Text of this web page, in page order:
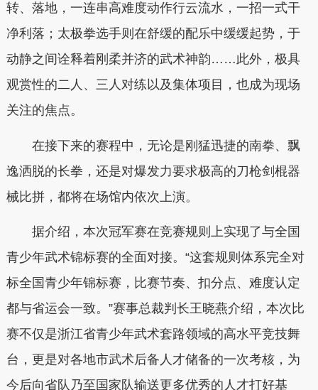
转、落地，一连串高难度动作行云流水，一招一式干
净利落；太极拳选手则在舒缓的配乐中缓缓起势，于
动静之间诠释着刚柔并济的武术神韵……此外，极具
观赏性的二人、三人对练以及集体项目，也成为现场
关注的焦点。
在接下来的赛程中，无论是刚猛迅捷的南拳、飘
逸洒脱的长拳，还是对爆发力要求极高的刀枪剑棍器
械比拼，都将在场馆内依次上演。
据介绍，本次冠军赛在竞赛规则上实现了与全国
青少年武术锦标赛的全面对接。“这套规则体系完全对
标全国青少年锦标赛，比赛节奏、扣分点、难度认定
都与省运会一致。”赛事总裁判长王晓燕介绍，本次比
赛不仅是浙江省青少年武术套路领域的高水平竞技舞
台，更是对各地市武术后备人才储备的一次考核，为
今后向省队乃至国家队输送更多优秀的人才打好基